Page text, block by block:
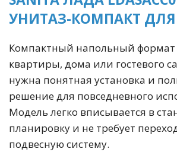
УНИТАЗ-КОМПАКТ
Компактный напольный формат
квартиры, дома или гостевого
нужна понятная установка и
решение для повседневного
Модель легко вписывается в
планировку и не требует
подвесную систему.